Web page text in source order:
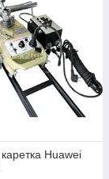
Huawei